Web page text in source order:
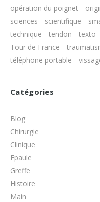
opération du poignet
sciences
scientifique
technique
tendon texto
Tour de France
téléphone portable
Catégories
Blog
Chirurgie
Clinique
Epaule
Greffe
Histoire
Main